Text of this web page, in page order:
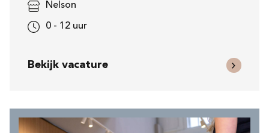
Nelson
0 - 12 uur
Bekijk vacature